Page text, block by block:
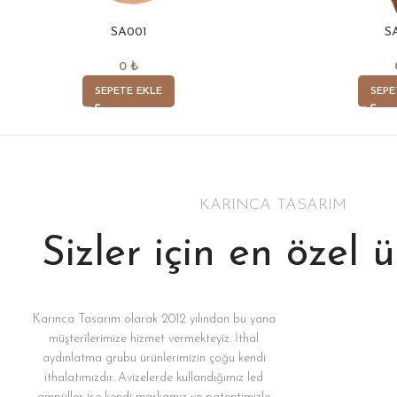
SA001
0₺
SEPETE EKLE
KARINCA TASARIM
Sizler için en özel
Karınca Tasarım olarak 2012 yılından bu yana
müşterilerimize hizmet vermekteyiz. İthal
aydınlatma grubu ürünlerimizin çoğu kendi
ithalatımızdır. Avizelerde kullandığımız led